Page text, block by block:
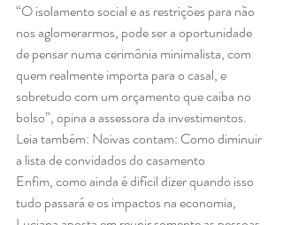
“O isolamento social e as restrições para não
nos aglomerarmos, pode ser a oportunidade
de pensar numa cerimônia minimalista, com
quem realmente importa para o casal, e
sobretudo com um orçamento que caiba no
bolso”, opina a assessora da investimentos.
Leia também: Noivas contam: Como diminuir
a lista de convidados do casamento
Enfim, como ainda é difícil dizer quando isso
tudo passará e os impactos na economia,